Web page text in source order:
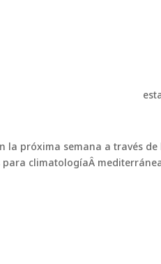
la próxima semana a través de
climatologíaÂ